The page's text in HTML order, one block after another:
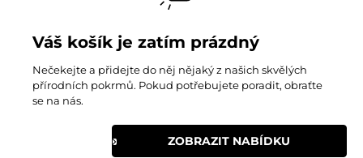
Váš košík je zatím prázdný
Nečekejte a přidejte do něj nějaký z našich skvělých
přírodních pokrmů. Pokud potřebujete poradit, obraťte
se na nás.
ZOBRAZIT NABÍDKU